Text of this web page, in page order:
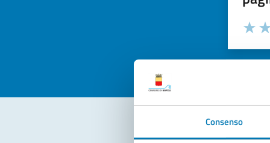
Consenso
Valuta